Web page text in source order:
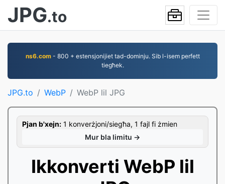
JPG.to
ns6.com- 800 + estensjonijiet tad-dominju. Sib l-isem perfett
tiegħek.
JPG.to WebP WebP lil JPG
Pjan b'xejn: 1 konverżjoni/siegħa, 1 fajl fi żmien
Mur bla limitu →
Ikkonverti WebP lil